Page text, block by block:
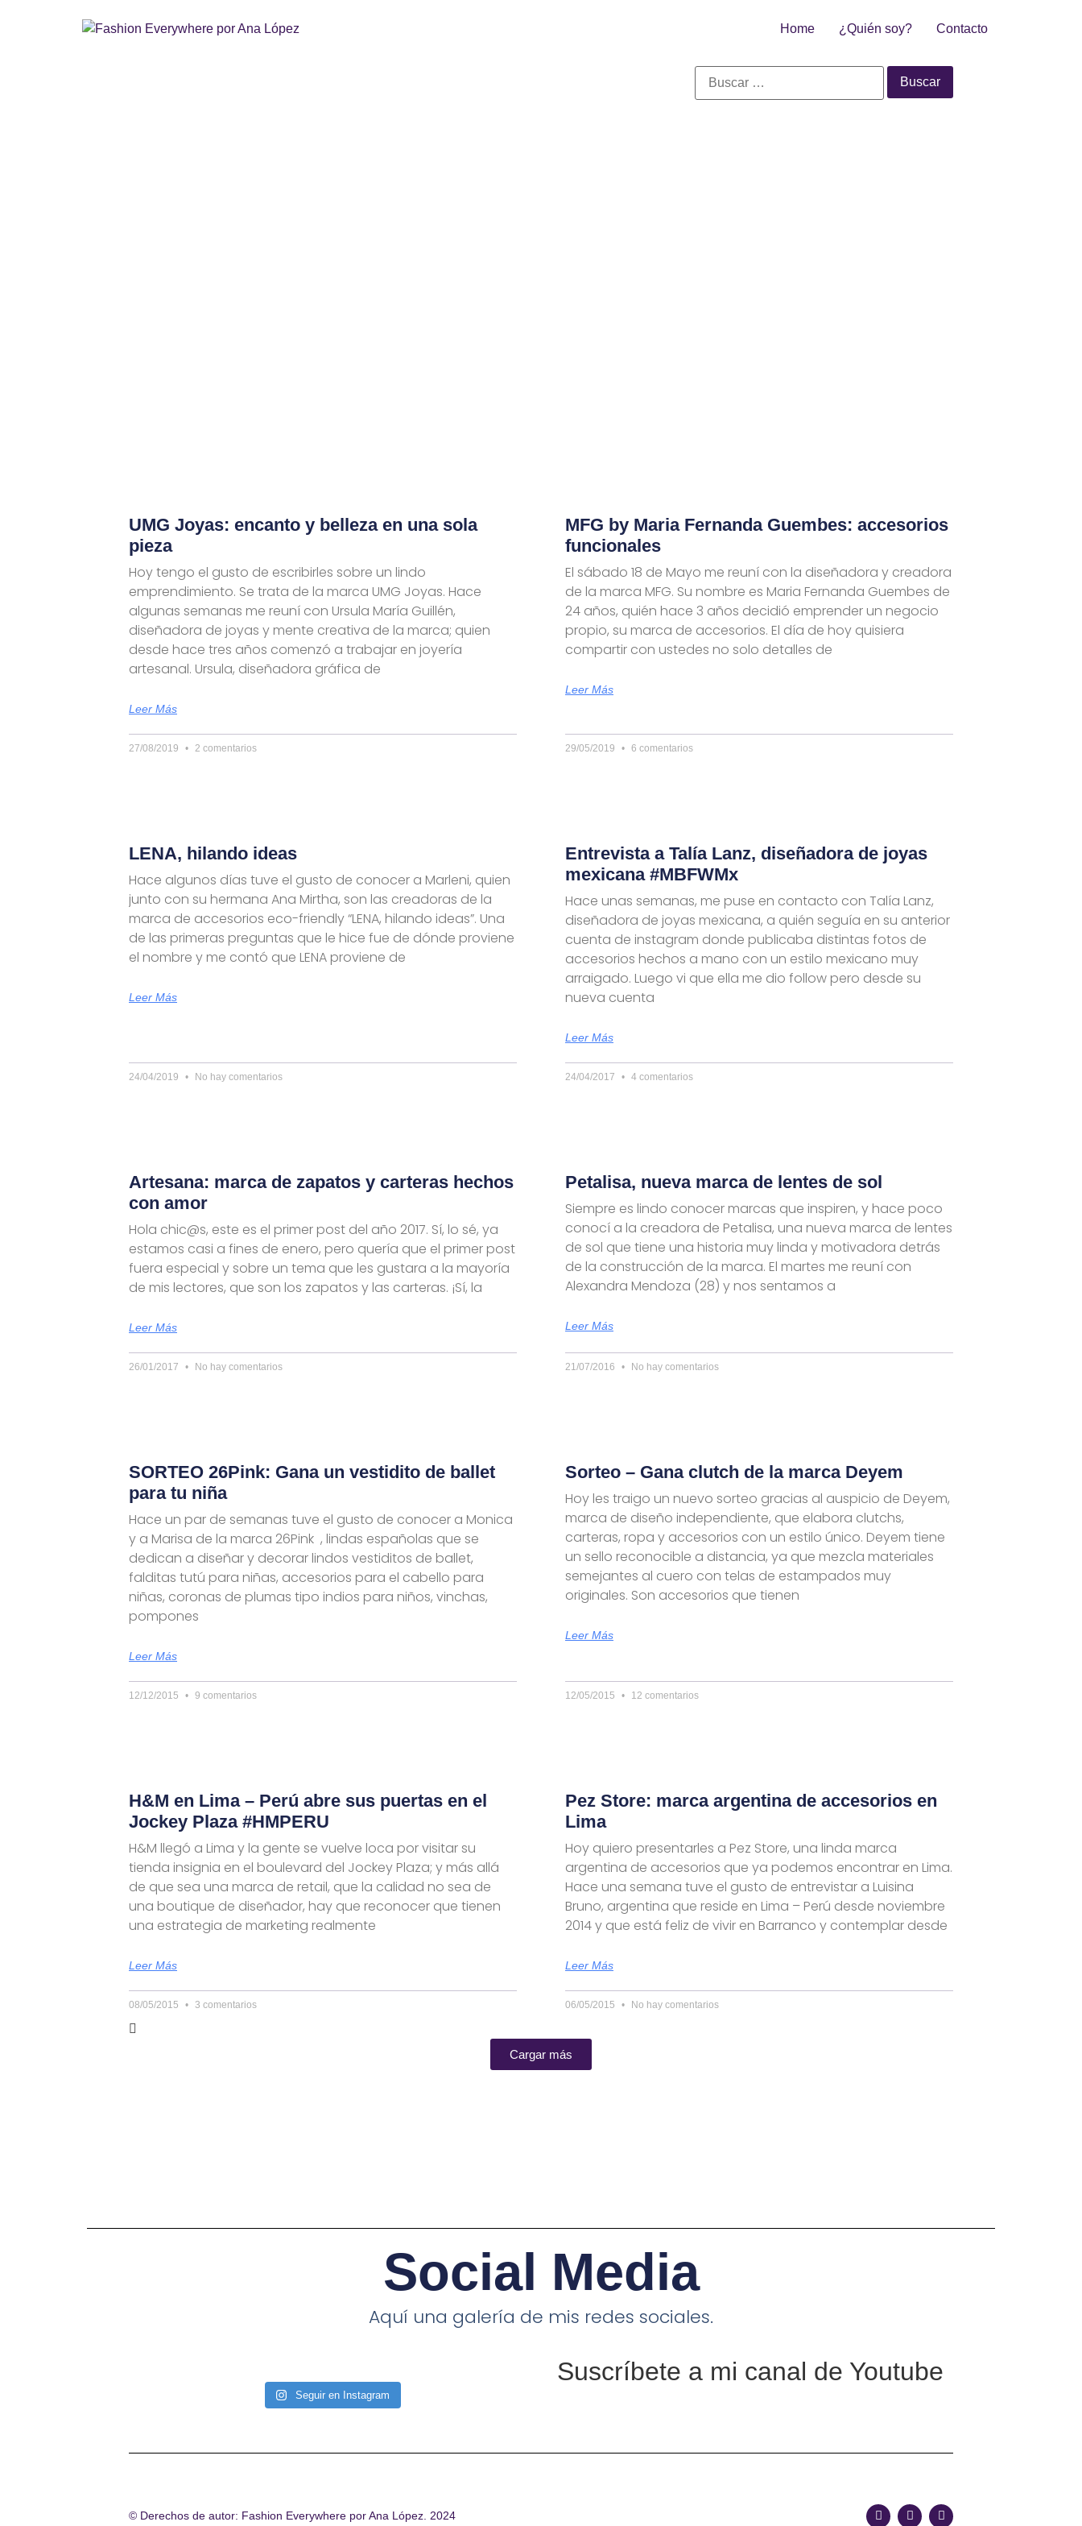
Home ¿Quién soy? Contacto
UMG Joyas: encanto y belleza en una sola
pieza
Hoy tengo el gusto de escribirles sobre un lindo
emprendimiento. Se trata de la marca UMG Joyas. Hace
algunas semanas me reuní con Ursula María Guillén,
diseñadora de joyas y mente creativa de la marca; quien
desde hace tres años comenzó a trabajar en joyería
artesanal. Ursula, diseñadora gráfica de
Leer Más
27/08/2019 2 comentarios
MFG by Maria Fernanda Guembes: accesorios
funcionales
El sábado 18 de Mayo me reuní con la diseñadora y creadora
de la marca MFG. Su nombre es Maria Fernanda Guembes de
24 años, quién hace 3 años decidió emprender un negocio
propio, su marca de accesorios. El día de hoy quisiera
compartir con ustedes no solo detalles de
Leer Más
29/05/2019 6 comentarios
LENA, hilando ideas
Hace algunos días tuve el gusto de conocer a Marleni, quien
junto con su hermana Ana Mirtha, son las creadoras de la
marca de accesorios eco-friendly “LENA, hilando ideas”. Una
de las primeras preguntas que le hice fue de dónde proviene
el nombre y me contó que LENA proviene de
Leer Más
24/04/2019 No hay comentarios
Entrevista a Talía Lanz, diseñadora de joyas
mexicana #MBFWMx
Hace unas semanas, me puse en contacto con Talía Lanz,
diseñadora de joyas mexicana, a quién seguía en su anterior
cuenta de instagram donde publicaba distintas fotos de
accesorios hechos a mano con un estilo mexicano muy
arraigado. Luego vi que ella me dio follow pero desde su
nueva cuenta
Leer Más
24/04/2017 4 comentarios
Artesana: marca de zapatos y carteras hechos
con amor
Hola chic@s, este es el primer post del año 2017. Sí, lo sé, ya
estamos casi a fines de enero, pero quería que el primer post
fuera especial y sobre un tema que les gustara a la mayoría
de mis lectores, que son los zapatos y las carteras. ¡Sí, la
Leer Más
26/01/2017 No hay comentarios
Petalisa, nueva marca de lentes de sol
Siempre es lindo conocer marcas que inspiren, y hace poco
conocí a la creadora de Petalisa, una nueva marca de lentes
de sol que tiene una historia muy linda y motivadora detrás
de la construcción de la marca. El martes me reuní con
Alexandra Mendoza (28) y nos sentamos a
Leer Más
21/07/2016 No hay comentarios
SORTEO 26Pink: Gana un vestidito de ballet
para tu niña
Hace un par de semanas tuve el gusto de conocer a Monica
y a Marisa de la marca 26Pink , lindas españolas que se
dedican a diseñar y decorar lindos vestiditos de ballet,
falditas tutú para niñas, accesorios para el cabello para
niñas, coronas de plumas tipo indios para niños, vinchas,
pompones
Leer Más
12/12/2015 9 comentarios
Sorteo – Gana clutch de la marca Deyem
Hoy les traigo un nuevo sorteo gracias al auspicio de Deyem,
marca de diseño independiente, que elabora clutchs,
carteras, ropa y accesorios con un estilo único. Deyem tiene
un sello reconocible a distancia, ya que mezcla materiales
semejantes al cuero con telas de estampados muy
originales. Son accesorios que tienen
Leer Más
12/05/2015 12 comentarios
H&M en Lima – Perú abre sus puertas en el
Jockey Plaza #HMPERU
H&M llegó a Lima y la gente se vuelve loca por visitar su
tienda insignia en el boulevard del Jockey Plaza; y más allá
de que sea una marca de retail, que la calidad no sea de
una boutique de diseñador, hay que reconocer que tienen
una estrategia de marketing realmente
Leer Más
08/05/2015 3 comentarios
Pez Store: marca argentina de accesorios en
Lima
Hoy quiero presentarles a Pez Store, una linda marca
argentina de accesorios que ya podemos encontrar en Lima.
Hace una semana tuve el gusto de entrevistar a Luisina
Bruno, argentina que reside en Lima – Perú desde noviembre
2014 y que está feliz de vivir en Barranco y contemplar desde
Leer Más
06/05/2015 No hay comentarios
Cargar más
Social Media
Aquí una galería de mis redes sociales.
Seguir en Instagram
Suscríbete a mi canal de Youtube
© Derechos de autor: Fashion Everywhere por Ana López. 2024